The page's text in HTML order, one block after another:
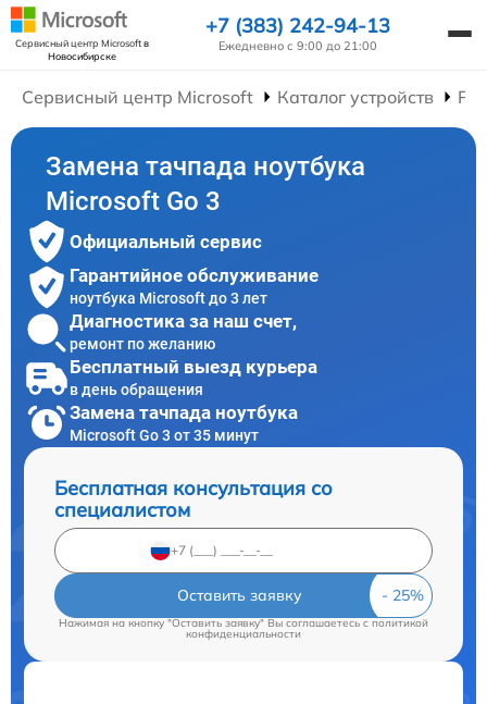
Сервисный центр Microsoftв
Новосибирске
+7 (383) 242-94-13
Ежедневно с 9:00 до 21:00
Сервисный центр Microsoft Каталог устройств
Замена тачпада ноутбука
Microsoft Go 3
Официальный сервис
Гарантийное обслуживание
ноутбука Microsoft до 3 лет
Диагностика за наш счет,
ремонт по желанию
Бесплатный выезд курьера
в день обращения
Замена тачпада ноутбука
Microsoft Go 3 от 35 минут
Бесплатная консультация со
специалистом
Оставить заявку
Нажимая на кнопку "Оставить заявку" Вы соглашаетесь cполитикой
конфиденциальности